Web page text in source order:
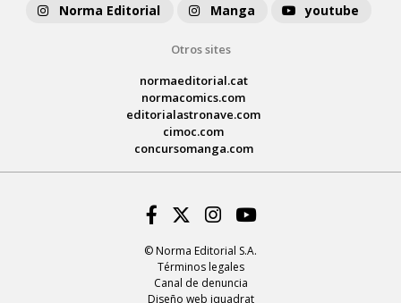
Norma Editorial
Manga youtube
Otros sites
normaeditorial.cat
normacomics.com
editorialastronave.com
cimoc.com
concursomanga.com
© Norma Editorial S.A.
Términos legales
Canal de denuncia
Diseño web iquadrat
Facebook
Twitter
Instagram
Youtube